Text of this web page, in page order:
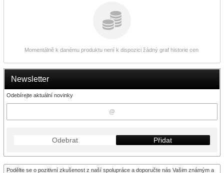
Newsletter
Odebírejte aktuální novinky
Odebrat Přidat
Podělte se o pozitivní zkušenost z naší spolupráce a doporučte nás Vašim známým a
Momentálně k danému produktu není k dispozici žádný graf historie cen